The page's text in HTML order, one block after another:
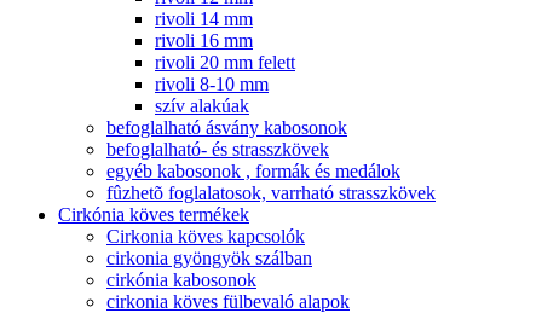
rivoli 14 mm
rivoli 16 mm
rivoli 20 mm felett
rivoli 8-10 mm
szív alakúak
befoglalható ásvány kabosonok
befoglalható- és strasszkövek
egyéb kabosonok , formák és medálok
fûzhetõ foglalatosok, varrható strasszkövek
Cirkónia köves termékek
Cirkonia köves kapcsolók
cirkonia gyöngyök szálban
cirkónia kabosonok
cirkonia köves fülbevaló alapok